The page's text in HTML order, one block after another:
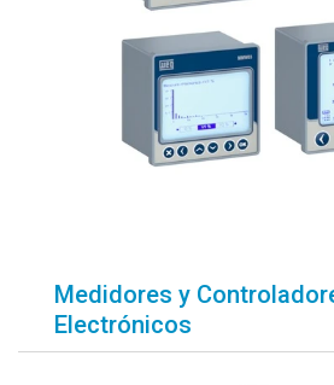
Medidores y
Electrónicos